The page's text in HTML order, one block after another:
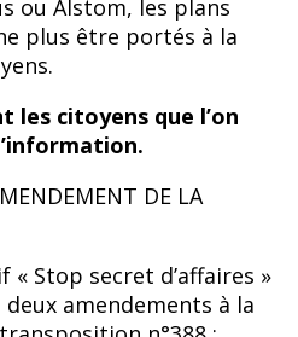
ou Alstom, les plans
plus être portés à la
les citoyens que l’on
DE LA
« Stop secret d’affaires »
amendements à la